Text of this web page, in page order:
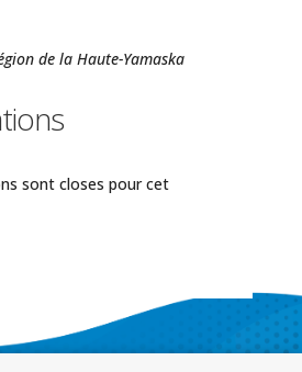
de la Haute-Yamaska
sont closes pour cet